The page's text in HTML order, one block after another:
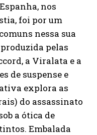
nos
foi por um
nessa sua
pelas
a Viralata e a
de suspense e
explora as
do assassinato
a ótica de
Embalada